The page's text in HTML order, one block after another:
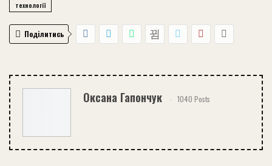
технології
Поділитись
Оксана Гапончук 1040 Posts